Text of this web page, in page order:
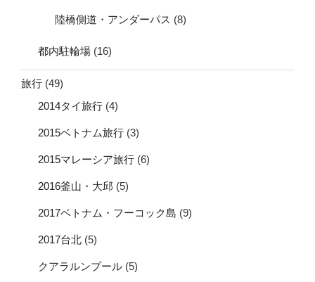
陸橋側道・アンダーパス (8)
都内駐輪場 (16)
旅行 (49)
2014タイ旅行 (4)
2015ベトナム旅行 (3)
2015マレーシア旅行 (6)
2016釜山・大邱 (5)
2017ベトナム・フーコック島 (9)
2017台北 (5)
クアラルンプール (5)